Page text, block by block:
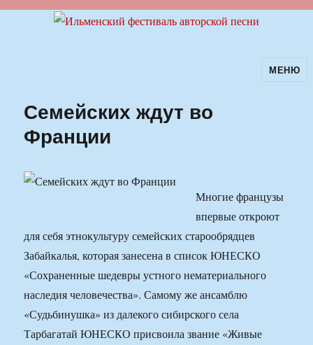
Ильменский фестиваль авторскойМЕНЮ
Семейских ждут во
Франции
Многие французы
впервые откроют
для себя этнокультуру семейских старообрядцев
Забайкалья, которая занесена в список ЮНЕСКО
«Сохраненные шедевры устного нематериального
наследия человечества». Самому же ансамблю
«Судьбинушка» из далекого сибирского села
Тарбагатай ЮНЕСКО присвоила звание «Живые